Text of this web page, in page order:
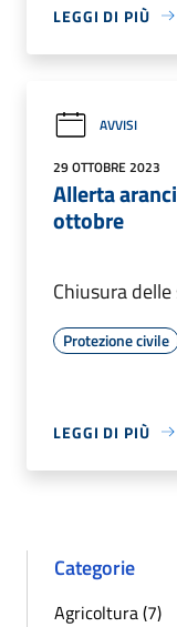
LEGGI DI PIÙ
AVVISI
29 OTTOBRE 2023
Allerta
ottobre
Chiusura
Protezione civile
LEGGI DI PIÙ
Categorie
Agricoltura (7)